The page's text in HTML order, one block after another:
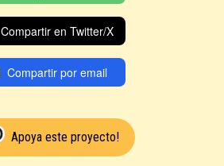
Compartir en Twitter/X
Compartir por email
Apoya este proyecto!